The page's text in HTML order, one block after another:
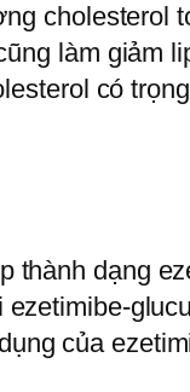
làm giảm
có
dạng
của